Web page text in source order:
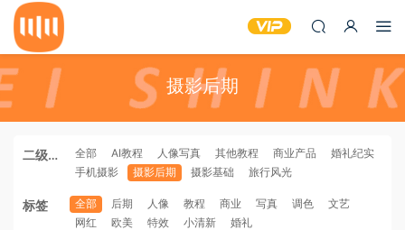
摄影后期
二级分
全部 AI教程 人像写真 其他教程 商业产品
婚礼纪实
手机摄影
摄影后期 摄影基础 旅行风光
标签 全部 后期 人像 教程 商业 写真 调色
文艺
网红
欧美 特效 小清新 婚礼